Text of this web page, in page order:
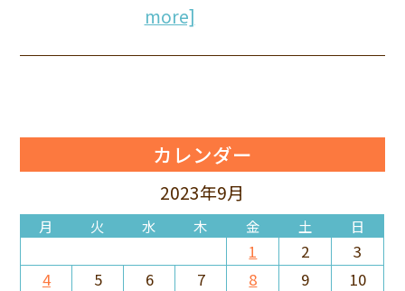
more]
カレンダー
2023年9月
月 火 水 木 金 土 日
1 2
3
4
5 6 7 8 9
10